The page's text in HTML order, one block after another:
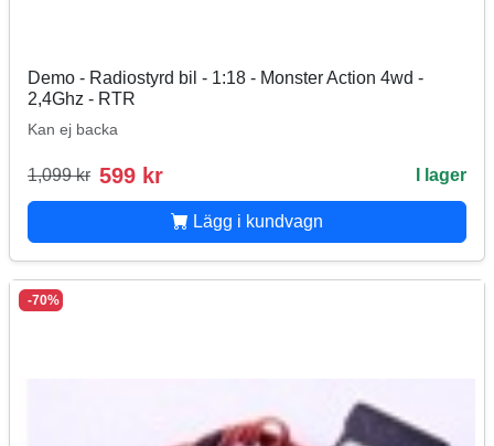
Demo - Radiostyrd bil - 1:18 - Monster Action 4wd -
2,4Ghz - RTR
Kan ej backa
1,099 kr 599 kr I lager
Lägg i kundvagn
-70%